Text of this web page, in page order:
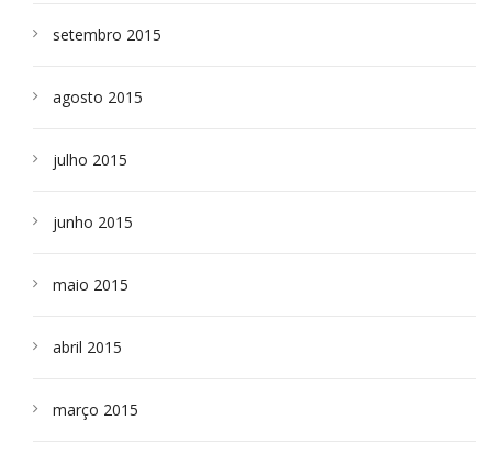
setembro 2015
agosto 2015
julho 2015
junho 2015
maio 2015
abril 2015
março 2015